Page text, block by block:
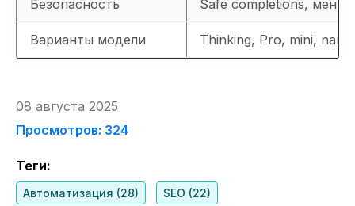
Безопасность Safe completions,
Варианты модели Thinking, Pro, mini, nano
08 августа 2025
Просмотров: 324
Теги:
Автоматизация (28) SEO (22)